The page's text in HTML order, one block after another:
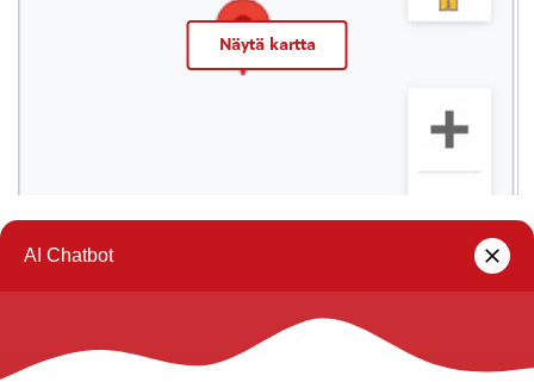
Näytä kartta
« Tontit
Rautalammin kunta